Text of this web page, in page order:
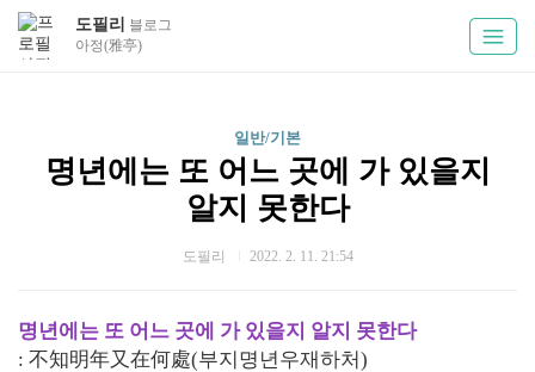
도필리 블로그
아정(雅亭)
일반/기본
명년에는 또 어느 곳에 가 있을지
알지 못한다
도필리 2022. 2. 11. 21:54
명년에는 또 어느 곳에 가 있을지 알지 못한다
: 不知明年又在何處(부지명년우재하처)